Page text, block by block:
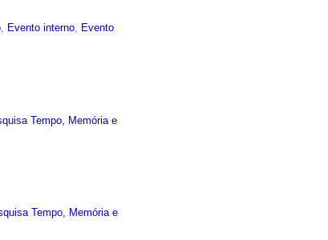
Evento interno
Evento
Tempo, Memória e
Tempo, Memória e